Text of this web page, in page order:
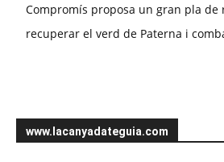
Compromís proposa un gran pla
recuperar el verd de Paterna i
www.lacanyadateguia.com